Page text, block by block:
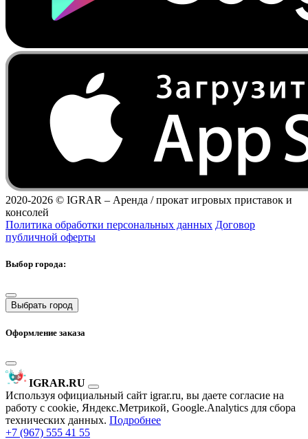
2020-2026 © IGRAR – Аренда / прокат игровых приставок и
консолей
Политика обработки персональных данных Договор
публичной оферты
Выбор города:
Выбрать город
Оформление заказа
IGRAR.RU
Используя официальный сайт igrar.ru, вы даете согласие на
работу с cookie, Яндекс.Метрикой, Google.Analytics для сбора
технических данных. Подробнее
+7 (967) 555 41 55